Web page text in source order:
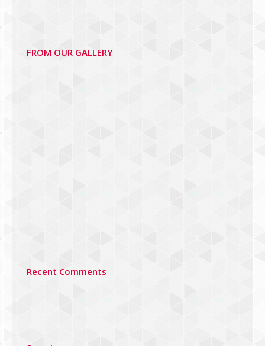
FROM OUR GALLERY
Recent Comments